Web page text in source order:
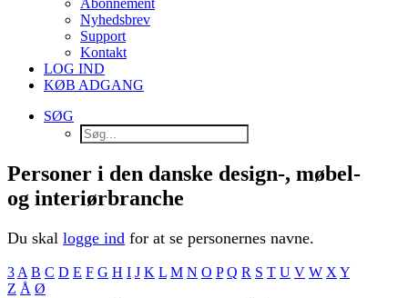
Abonnement
Nyhedsbrev
Support
Kontakt
LOG IND
KØB ADGANG
SØG
Personer i den danske design-, møbel-
og interiørbranche
Du skal logge ind for at se personernes navne.
3 A B C D E F G H I J K L M N O P Q R S T U V W X Y
Z Å Ø